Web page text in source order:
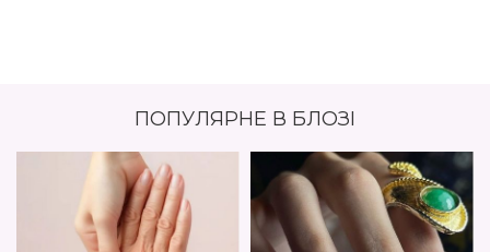
ПОПУЛЯРНЕ В БЛОЗІ